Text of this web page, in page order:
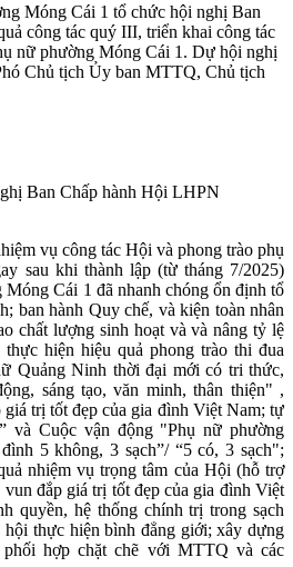
Móng Cái 1 tổ chức hội nghị Ban
công tác quý III, triển khai công tác
nữ phường Móng Cái 1. Dự hội nghị
Chủ tịch Ủy ban MTTQ, Chủ tịch
Ban Chấp hành Hội LHPN
vụ công tác Hội và phong trào phụ
sau khi thành lập (từ tháng 7/2025)
Cái 1 đã nhanh chóng ổn định tổ
ban hành Quy chế, và kiện toàn nhân
chất lượng sinh hoạt và và nâng tỷ lệ
hiện hiệu quả phong trào thi đua
Quảng Ninh thời đại mới có tri thức,
sáng tạo, văn minh, thân thiện" ,
trị tốt đẹp của gia đình Việt Nam; tự
và Cuộc vận động "Phụ nữ phường
5 không, 3 sạch”/ “5 có, 3 sạch";
nhiệm vụ trọng tâm của Hội (hỗ trợ
đắp giá trị tốt đẹp của gia đình Việt
quyền, hệ thống chính trị trong sạch
thực hiện bình đẳng giới; xây dựng
hợp chặt chẽ với MTTQ và các